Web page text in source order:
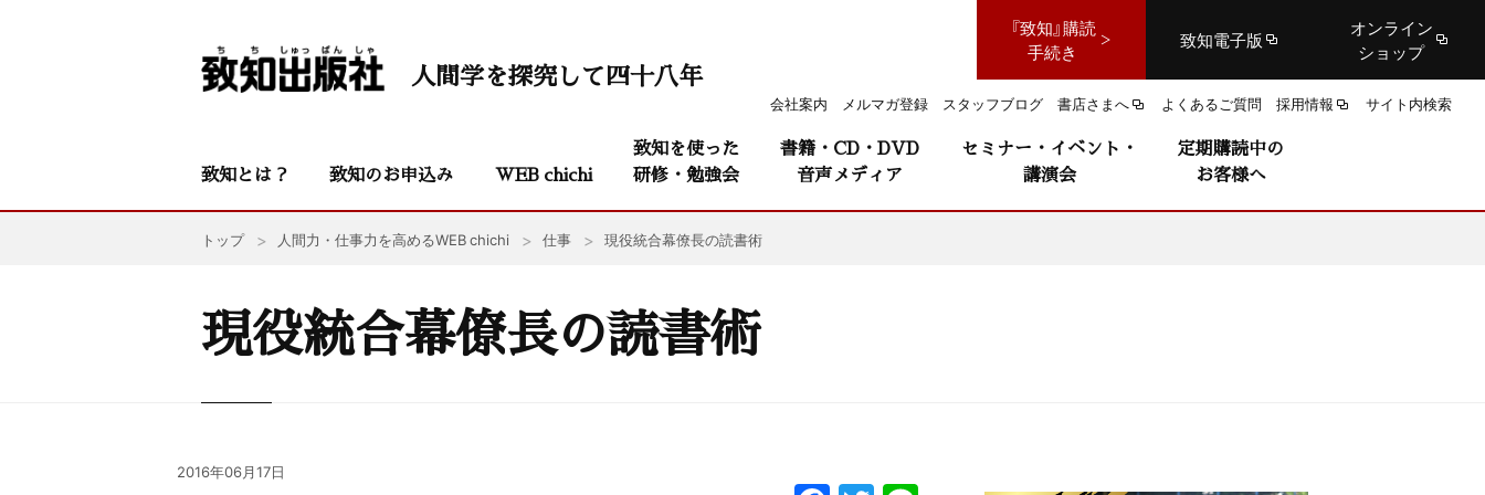
『致知』購読
手続き
致知電子版
オンライン
ショップ
会社案内 メルマガ登録 スタッフブログ 書店さまへ よくあるご質問 採用情報 サイト内検索
人間学を探究して四十八年
致知とは？ 致知のお申込み WEB chichi
致知を使った
研修・勉強会
書籍・CD・DVD
音声メディア
セミナー・イベント・
講演会
定期購読中の
お客様へ
トップ 人間力・仕事力を高めるWEB chichi 仕事 現役統合幕僚長の読書術
現役統合幕僚長の読書術
2016年06月17日